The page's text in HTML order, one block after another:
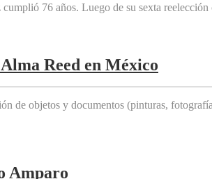
76 años. Luego de su sexta
Reed en México
de objetos y documentos (pinturas,
Amparo